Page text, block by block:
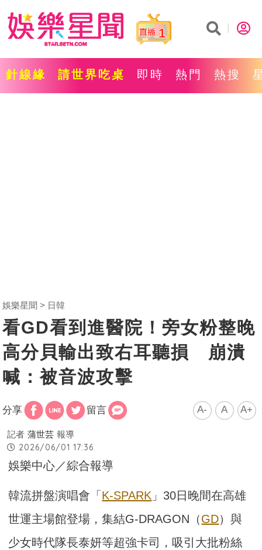
1
針線緣 請世界吃桌 即時 熱門 熱搜
娛樂星聞 日韓
看GD看到進醫院！旁女粉整晚
高分貝輸出致右耳聽損 崩潰
喊：被音波攻擊
分享 留言 A- A A+
記者 蒲世芸 報導
2026/06/01 17:36
娛樂中心／綜合報導
韓流拼盤演唱會「 K-SPARK 」30日晚間在高雄
世運主場館登場，集結G-DRAGON（GD）與
少女時代隊長泰妍等超強卡司，吸引大批粉絲